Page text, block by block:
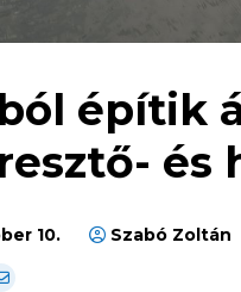
építik
és
10. Szabó Zoltán